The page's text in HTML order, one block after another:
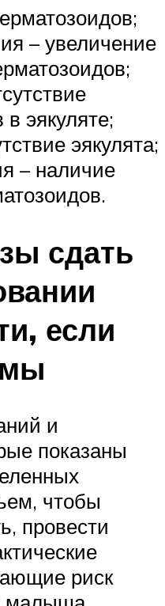
– увеличение
эякуляте;
эякулята;
– наличие
сдать
если
и
показаны
чтобы
провести
риск